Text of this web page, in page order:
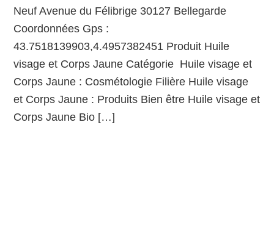
Neuf Avenue du Félibrige 30127 Bellegarde
Coordonnées Gps :
43.7518139903,4.4957382451 Produit Huile
visage et Corps Jaune Catégorie Huile visage et
Corps Jaune : Cosmétologie Filière Huile visage
et Corps Jaune : Produits Bien être Huile visage et
Corps Jaune Bio […]